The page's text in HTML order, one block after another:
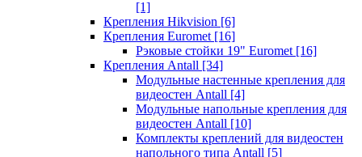
[1]
Крепления Hikvision [6]
Крепления Euromet [16]
Рэковые стойки 19" Euromet [16]
Крепления Antall [34]
Модульные настенные крепления для
видеостен Antall [4]
Модульные напольные крепления для
видеостен Antall [10]
Комплекты креплений для видеостен
напольного типа Antall [5]